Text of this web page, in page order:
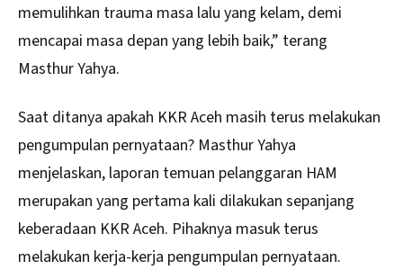
memulihkan trauma masa lalu yang kelam, demi
mencapai masa depan yang lebih baik,” terang
Masthur Yahya.
Saat ditanya apakah KKR Aceh masih terus melakukan
pengumpulan pernyataan? Masthur Yahya
menjelaskan, laporan temuan pelanggaran HAM
merupakan yang pertama kali dilakukan sepanjang
keberadaan KKR Aceh. Pihaknya masuk terus
melakukan kerja-kerja pengumpulan pernyataan.